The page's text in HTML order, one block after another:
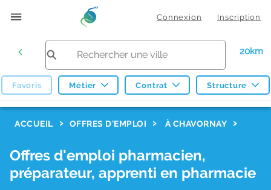
Connexion Inscription
20km
Favoris Métier Contrat Structure
ACCUEIL OFFRES D'EMPLOI À CHAVORNAY
Offres d'emploi pharmacien,
préparateur, apprenti en pharmacie